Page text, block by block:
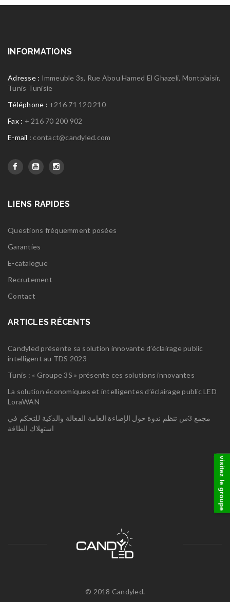
INFORMATIONS
Adresse : Immeuble 3s, Rue Abou Hamed El Ghazeli, Montplaisir,
Tunis Tunisie
Téléphone : +216 71 120 210
Fax : + 216 70 200 902
E-mail : contact@candyled.com
LIENS RAPIDES
Questions fréquemment posées
Garanties
E-catalogue
Recrutement
Contact
ARTICLES RÉCENTS
Candyled présente sa solution innovante d’éclairage public
intelligent au TDS 2023
Tunis : « Groupe 3S » présente ces solutions innovantes
La solution économiques et intelligentes d’éclairage public LED
LoraWAN
مجمع 3س تنظم ندوة حول الإضاءة العامة الفعالة والذكية للتحكم في
استهلاك الطاقة
© 2018 Candyled.
visitez le groupe